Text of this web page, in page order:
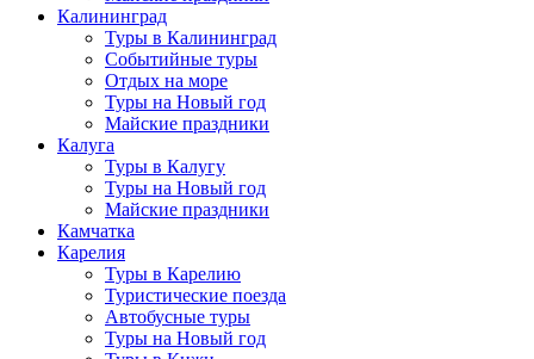
Калининград
Туры в Калининград
Событийные туры
Отдых на море
Туры на Новый год
Майские праздники
Калуга
Туры в Калугу
Туры на Новый год
Майские праздники
Камчатка
Карелия
Туры в Карелию
Туристические поезда
Автобусные туры
Туры на Новый год